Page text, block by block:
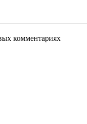
комментариях